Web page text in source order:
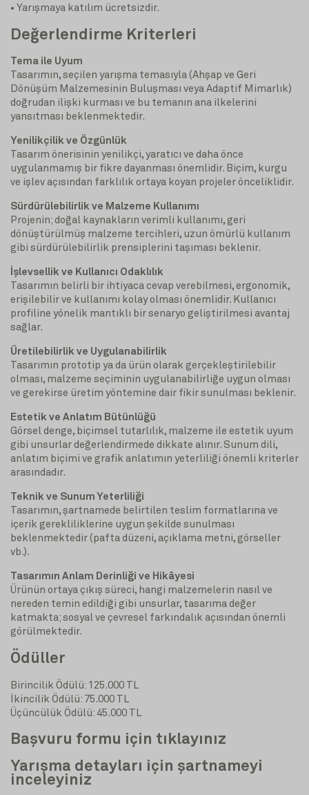
• Yarışmaya katılım ücretsizdir.
Değerlendirme Kriterleri
Tema ile Uyum
Tasarımın, seçilen yarışma temasıyla (Ahşap ve Geri
Dönüşüm Malzemesinin Buluşması veya Adaptif Mimarlık)
doğrudan ilişki kurması ve bu temanın ana ilkelerini
yansıtması beklenmektedir.
Yenilikçilik ve Özgünlük
Tasarım önerisinin yenilikçi, yaratıcı ve daha önce
uygulanmamış bir fikre dayanması önemlidir. Biçim, kurgu
ve işlev açısından farklılık ortaya koyan projeler önceliklidir.
Sürdürülebilirlik ve Malzeme Kullanımı
Projenin; doğal kaynakların verimli kullanımı, geri
dönüştürülmüş malzeme tercihleri, uzun ömürlü kullanım
gibi sürdürülebilirlik prensiplerini taşıması beklenir.
İşlevsellik ve Kullanıcı Odaklılık
Tasarımın belirli bir ihtiyaca cevap verebilmesi, ergonomik,
erişilebilir ve kullanımı kolay olması önemlidir. Kullanıcı
profiline yönelik mantıklı bir senaryo geliştirilmesi avantaj
sağlar.
Üretilebilirlik ve Uygulanabilirlik
Tasarımın prototip ya da ürün olarak gerçekleştirilebilir
olması, malzeme seçiminin uygulanabilirliğe uygun olması
ve gerekirse üretim yöntemine dair fikir sunulması beklenir.
Estetik ve Anlatım Bütünlüğü
Görsel denge, biçimsel tutarlılık, malzeme ile estetik uyum
gibi unsurlar değerlendirmede dikkate alınır. Sunum dili,
anlatım biçimi ve grafik anlatımın yeterliliği önemli kriterler
arasındadır.
Teknik ve Sunum Yeterliliği
Tasarımın, şartnamede belirtilen teslim formatlarına ve
içerik gerekliliklerine uygun şekilde sunulması
beklenmektedir (pafta düzeni, açıklama metni, görseller
vb.).
Tasarımın Anlam Derinliği ve Hikâyesi
Ürünün ortaya çıkış süreci, hangi malzemelerin nasıl ve
nereden temin edildiği gibi unsurlar, tasarıma değer
katmakta; sosyal ve çevresel farkındalık açısından önemli
görülmektedir.
Ödüller
Birincilik Ödülü: 125.000 TL
İkincilik Ödülü: 75.000 TL
Üçüncülük Ödülü: 45.000 TL
Başvuru formu için tıklayınız
Yarışma detayları için şartnameyi
inceleyiniz